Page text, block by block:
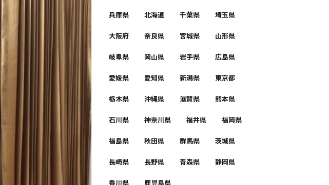
兵庫県 北海道 千葉県 埼玉県
大阪府 奈良県 宮城県 山形県
岐阜県 岡山県 岩手県 広島県
愛媛県 愛知県 新潟県 東京都
栃木県 沖縄県 滋賀県 熊本県
石川県 神奈川県 福井県 福岡県
福島県 秋田県 群馬県 茨城県
長崎県 長野県 青森県 静岡県
香川県 鹿児島県